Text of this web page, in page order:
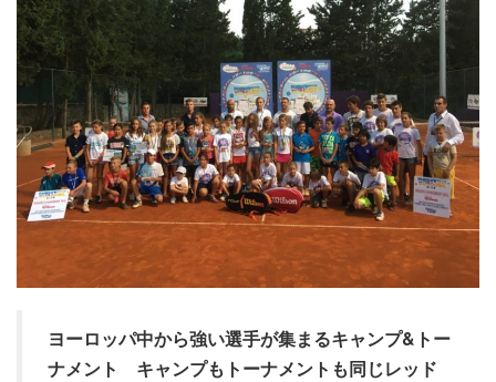
ヨーロッパ中から強い選手が集まるキャンプ&トー
ナメント キャンプもトーナメントも同じレッド